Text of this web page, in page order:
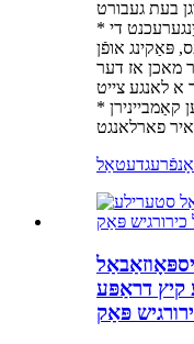
* מיר טאָן ווי קונה ס פאָדערונג, אַרייַנגערעכנט די
מאכן אז דער
* פֿאַר דעטאַל קאָמפּאָנענטן, מיר קענען קאַמביינירן
איר פארלאנגט
אָנפֿרעגדעטאַל
קיץ דראַפּע
פּאַק